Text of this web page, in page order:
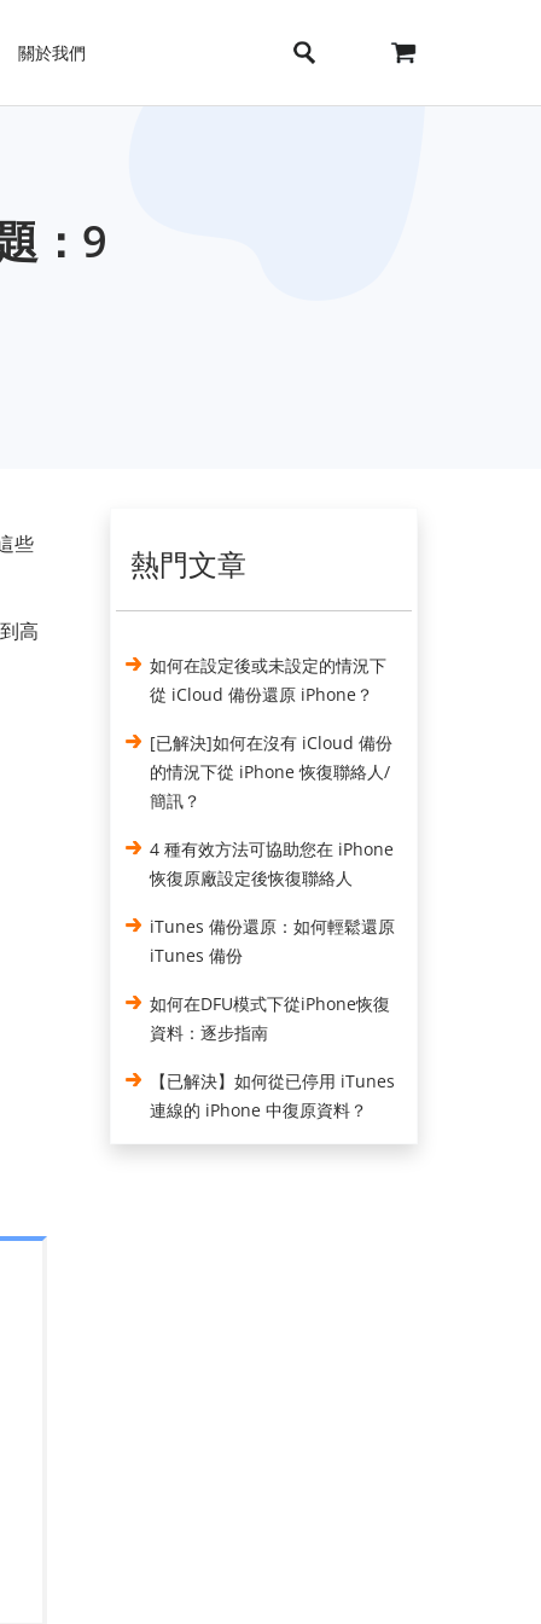
關於我們
：9
些
高
熱門文章
如何在設定後或未設定的情況下
從 iCloud 備份還原 iPhone？
[已解決]如何在沒有 iCloud 備份
的情況下從 iPhone 恢復聯絡人/
簡訊？
4 種有效方法可協助您在 iPhone
恢復原廠設定後恢復聯絡人
iTunes 備份還原：如何輕鬆還原
iTunes 備份
如何在DFU模式下從iPhone恢復
資料：逐步指南
【已解決】如何從已停用 iTunes
連線的 iPhone 中復原資料？